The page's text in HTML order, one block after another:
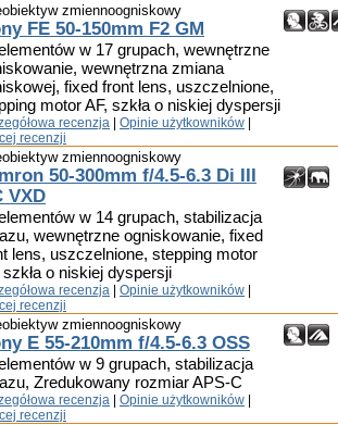
zmiennoogniskowy
FE 50-150mm F2 GM
w 17 grupach, wewnętrzne
wewnętrzna zmiana
fixed front lens, uszczelnione,
motor AF, szkła o niskiej dyspersji
recenzja Opinie użytkowników
recenzji
zmiennoogniskowy
50-300mm f/4.5-6.3 Di III
VXD
w 14 grupach, stabilizacja
wewnętrzne ogniskowanie, fixed
lens, uszczelnione, stepping motor
szkła o niskiej dyspersji
recenzja Opinie użytkowników
recenzji
zmiennoogniskowy
E 55-210mm f/4.5-6.3 OSS
w 9 grupach, stabilizacja
Zredukowany rozmiar APS-C
recenzja Opinie użytkowników
recenzji